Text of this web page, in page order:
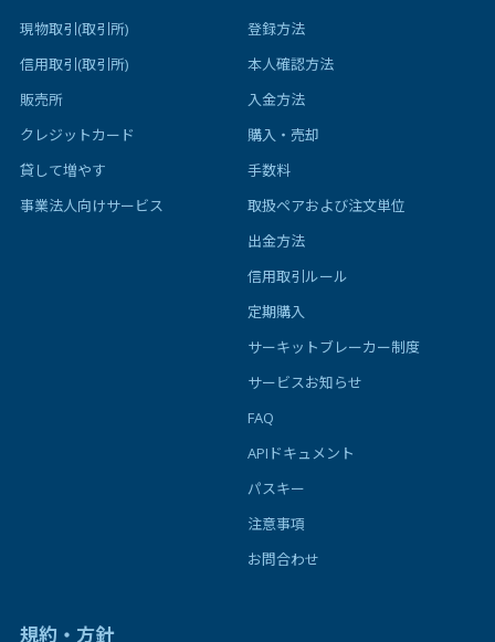
現物取引(取引所)
信用取引(取引所)
販売所
クレジットカード
貸して増やす
事業法人向けサービス
登録方法
本人確認方法
入金方法
購入・売却
手数料
取扱ペアおよび注文単位
出金方法
信用取引ルール
定期購入
サーキットブレーカー制度
サービスお知らせ
FAQ
APIドキュメント
パスキー
注意事項
お問合わせ
規約・方針